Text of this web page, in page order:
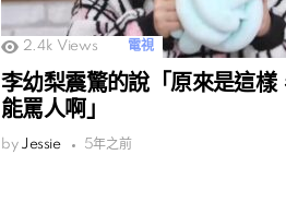
2.4k Views 電視
李幼梨震驚的說「原來是這樣
能罵人啊」
by Jessie 5年之前